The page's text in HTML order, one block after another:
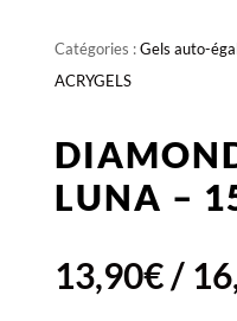
Catégories :Gels auto-
ACRYGELS
LUNA –
13,90€/